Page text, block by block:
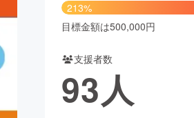
ビューティー・ヘルスケア
213%
目標金額は500,000円
支援者数
93人